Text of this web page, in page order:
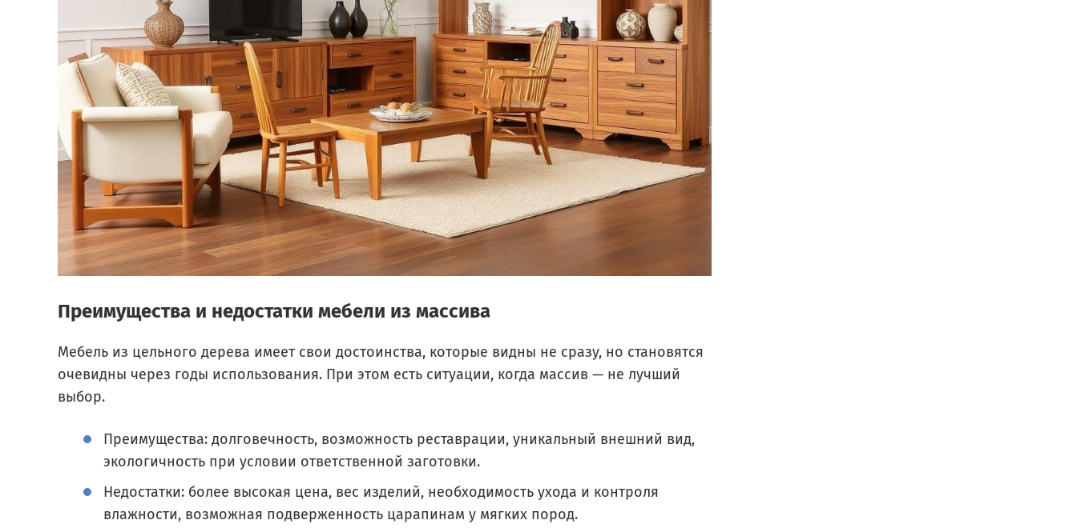
Преимущества и недостатки мебели из массива
Мебель из цельного дерева имеет свои достоинства, которые видны не сразу, но становятся
очевидны через годы использования. При этом есть ситуации, когда массив — не лучший
выбор.
Преимущества: долговечность, возможность реставрации, уникальный внешний вид,
экологичность при условии ответственной заготовки.
Недостатки: более высокая цена, вес изделий, необходимость ухода и контроля
влажности, возможная подверженность царапинам у мягких пород.